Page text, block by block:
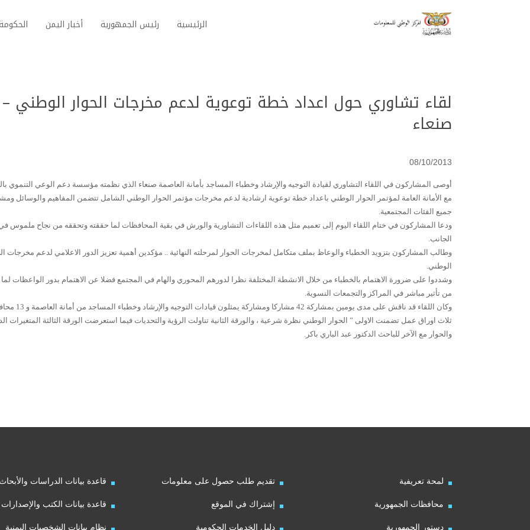
الرئيسية رئيس الجمهورية أخبار اليمن
لقاء تشاوري حول اعداد خطة توعوية لدعم مخرجات الحوار الوطني –
صنعاء
08/10/2013
أوصى المشاركون في اللقاء التشاوري لقيادة التوجيه والإرشاد وخطباء المساجد بأمانة العاصمة صنعاء الذي نظمته مؤسسة دعم الوعي التنموي
مع الأمانة العامة لمؤتمر الحوار الوطني باعداد خطة توعوية ارشادية لدعم مخرجات مؤتمر الحوار الوطني الشامل تتضمن المفاهيم والوسائل
جميع الفئات المجتمعية.
ودعا المشاركون في ختام اللقاء اليوم إلى تعميم مثل هذه اللقاءات التشاورية والورش في بقية المحافظات لما حققته وتحققه من نجاح ملموس
الجانب.
وطالب المشاركون بتزويد الخطباء والوعاظ بملف متكامل لمخرجات الحوار لمرحلته النهائية .. مؤكدين أهمية تعزيز الدور الاعلامي لدعم مخرجات
الوطني.
وشددوا على ضرورة الاهتمام بالخطباء من خلال الانشطة المختلفة نظرا لدورهم المحوري والهام في المجتمع فضلا عن الاهتمام بدور الواعظات
من تأثير مباشر في المراكز والتجمعات النسوية.
وكان اللقاء قد ناقش على مدى يومين بمشاركة 42 مشاركا ومشاركة يمثلون
ثلاث اوراق عمل تضمنت الاولى ” الحوار الوطني نظرة شرعية ، والورقة الثانية تناولت الرؤية والتحديات فيما استعرضت الورقة الثالثة المتغيرات
والحوار مع الآخر للباحث الدكتور عبد الباري باكر.
لمحة تعريفية
محافظات الجمهورية
دستور الجمهورية
تقديم طلب حصول على معلومات
إشتراك في الموقع
دليل الخدمات الحكومية
قاعدة بيانات الدراسات والأبحاث
قاعدة بيانات الكتب والإصدارات
نظام بيانات الشخصيات اليمنية